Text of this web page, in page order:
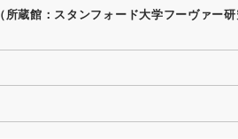
蔵館：スタンフォード大学フーヴァー研